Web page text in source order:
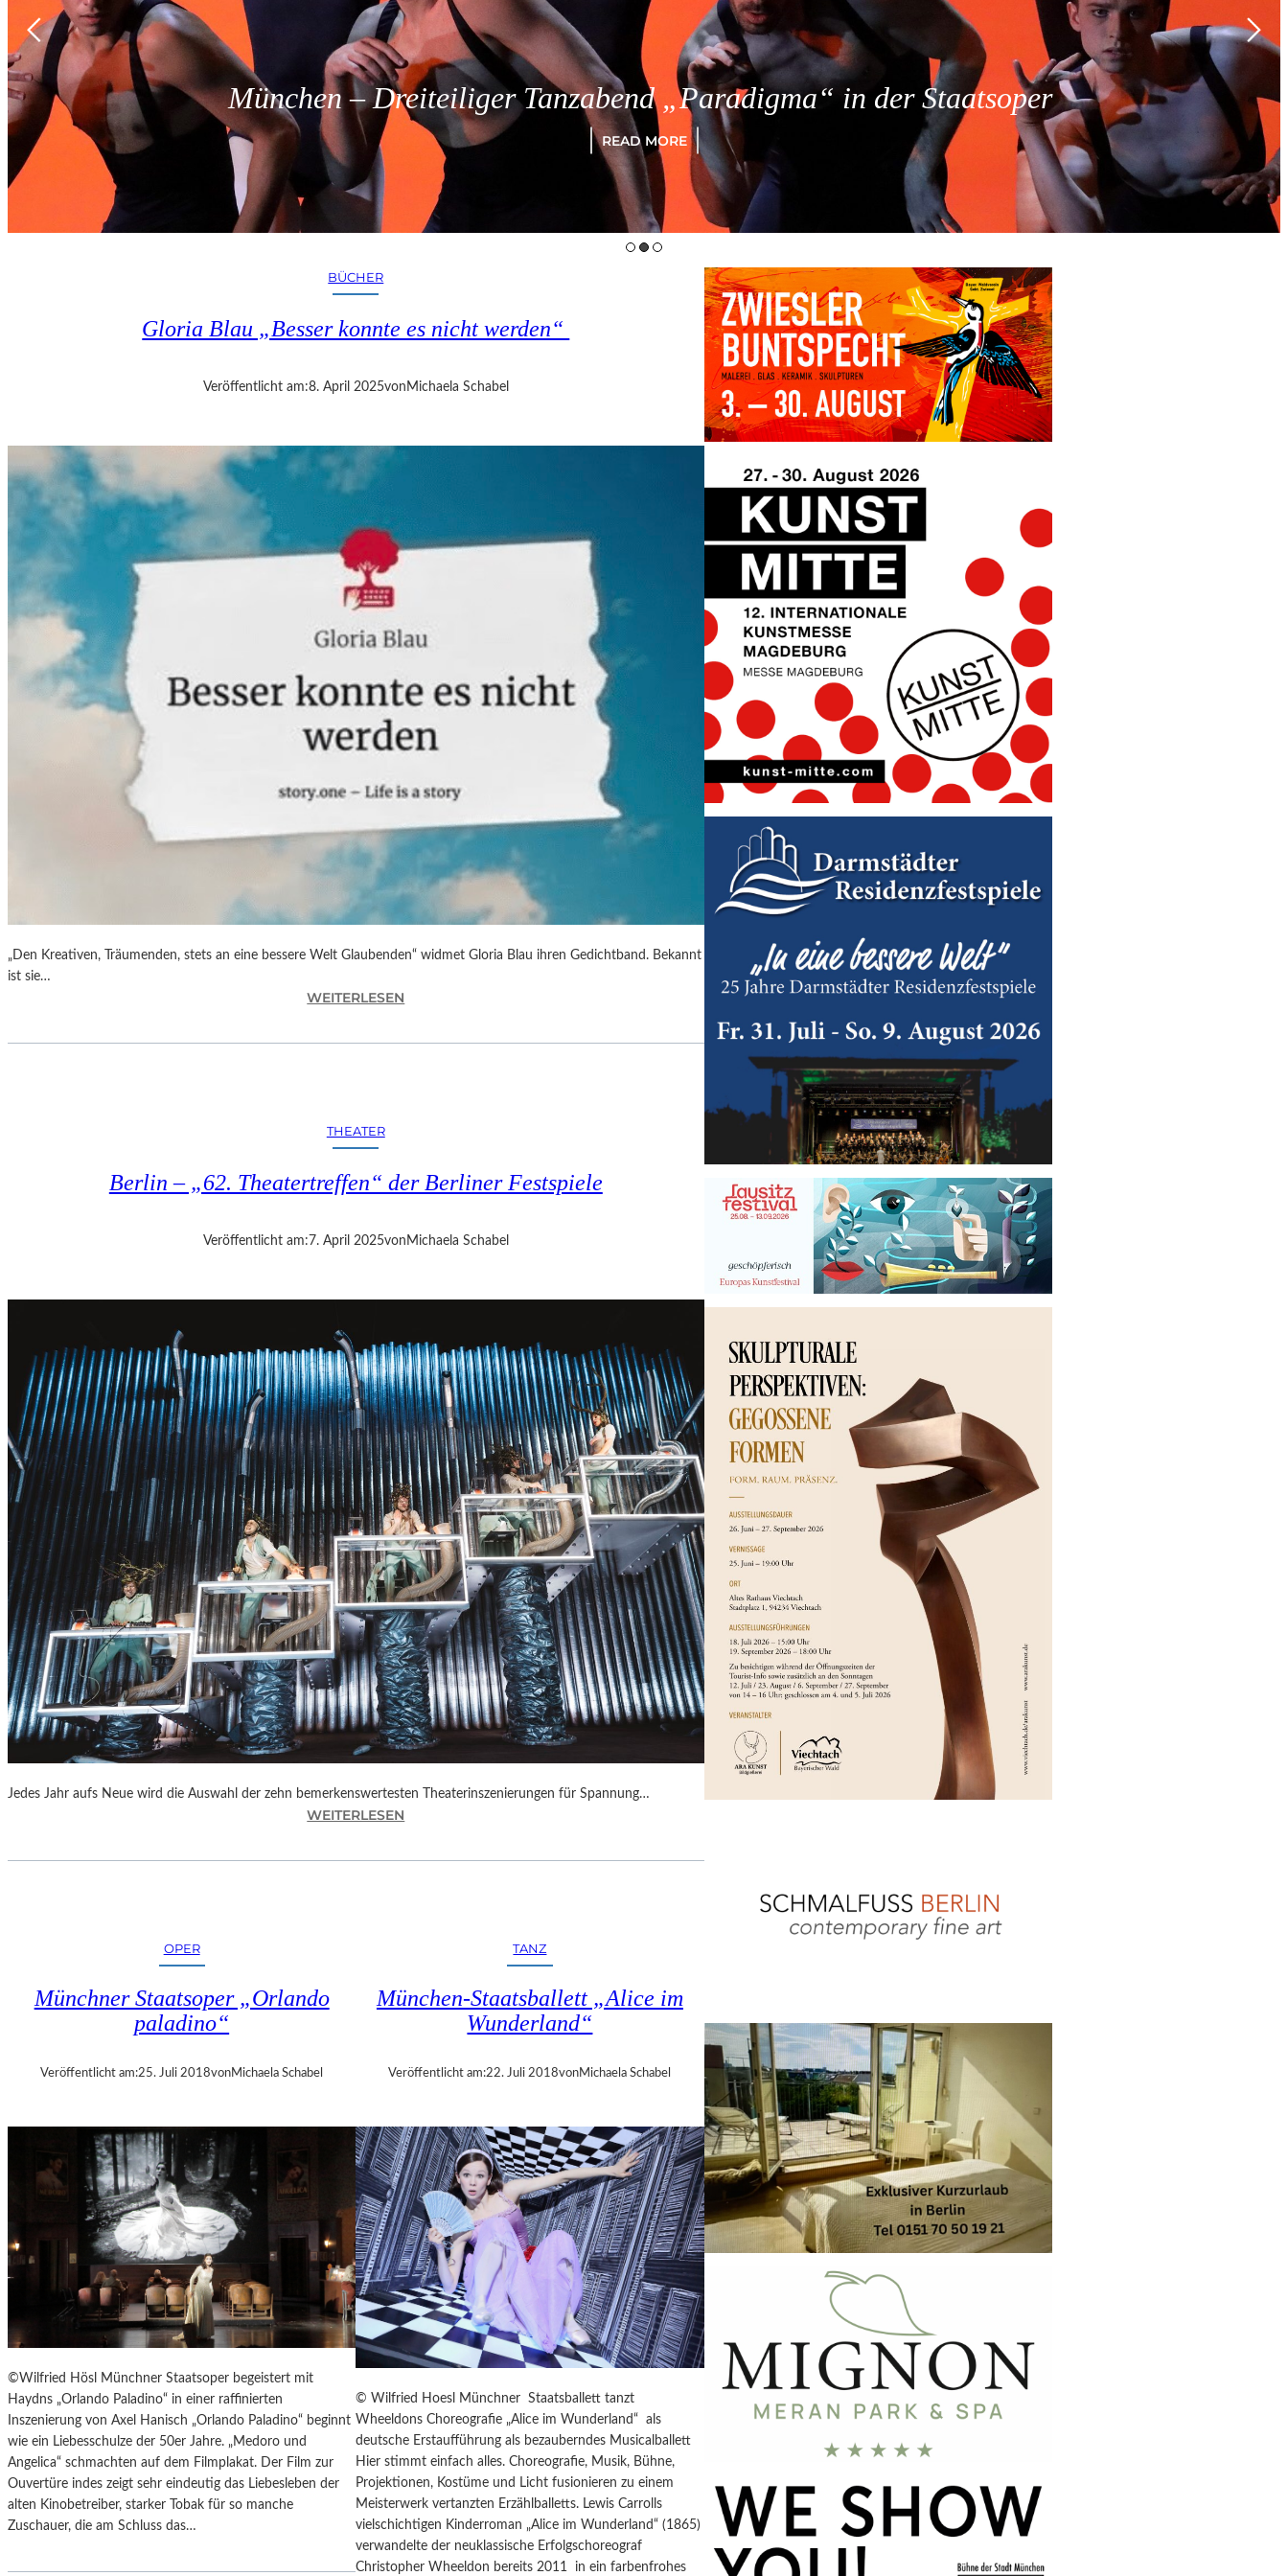
München – Dreiteiliger Tanzabend „Paradigma“ in der Staatsoper
READ MORE
BÜCHER
Gloria Blau „Besser konnte es nicht werden“
Veröffentlicht am:8. April 2025von Michaela Schabel
„Den Kreativen, Träumenden, stets an eine bessere Welt Glaubenden“ widmet Gloria Blau ihren Gedichtband. Bekannt
ist sie…
WEITERLESEN
L
A
B
R
K
O
N
N
T
E
E
S
N
I
C
H
T
W
E
R
D
E
N
THEATER
Berlin – „62. Theatertreffen“ der Berliner Festspiele
Veröffentlicht am: 7. April 2025von Michaela Schabel
Jedes Jahr aufs Neue wird die Auswahl der zehn bemerkenswertesten Theaterinszenierungen für Spannung…
WEITERLESEN
E
6
T
A
T
E
R
T
R
E
F
F
E
“
E
R
B
E
R
L
I
N
OPER
Münchner Staatsoper „Orlando
paladino“
Veröffentlicht am:25. Juli 2018vonMichaela Schabel
©Wilfried Hösl Münchner Staatsoper begeistert mit
Haydns „Orlando Paladino“ in einer raffinierten
Inszenierung von Axel Hanisch „Orlando Paladino“ beginnt
wie ein Liebesschulze der 50er Jahre. „Medoro und
Angelica“ schmachten auf dem Filmplakat. Der Film zur
Ouvertüre indes zeigt sehr eindeutig das Liebesleben der
alten Kinobetreiber, starker Tobak für so manche
Zuschauer, die am Schluss das…
TANZ
München-Staatsballett „Alice im
Wunderland“
Veröffentlicht am:22. Juli 2018vonMichaela Schabel
© Wilfried Hoesl Münchner Staatsballett tanzt
Wheeldons Choreografie „Alice im Wunderland“ als
deutsche Erstaufführung als bezauberndes Musicalballett
Hier stimmt einfach alles. Choreografie, Musik, Bühne,
Projektionen, Kostüme und Licht fusionieren zu einem
Meisterwerk vertanzten Erzählballetts. Lewis Carrolls
vielschichtigen Kinderroman „Alice im Wunderland“ (1865)
verwandelte der neuklassische Erfolgschoreograf
Christopher Wheeldon bereits 2011 in ein farbenfrohes